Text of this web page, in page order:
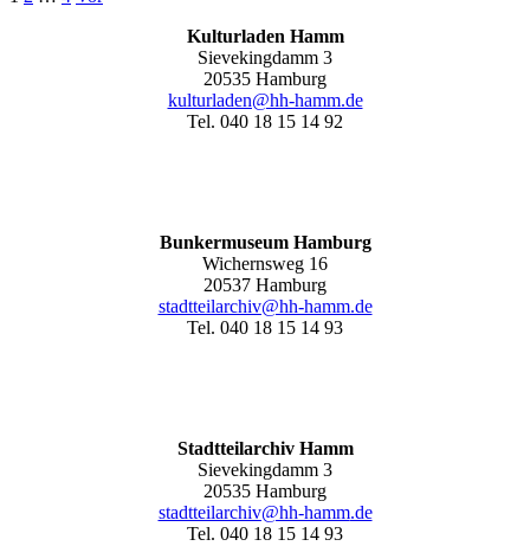
Kulturladen Hamm
Sievekingdamm 3
20535 Hamburg
kulturladen@hh-hamm.de
Tel. 040 18 15 14 92
Bunkermuseum Hamburg
Wichernsweg 16
20537 Hamburg
stadtteilarchiv@hh-hamm.de
Tel. 040 18 15 14 93
Stadtteilarchiv Hamm
Sievekingdamm 3
20535 Hamburg
stadtteilarchiv@hh-hamm.de
Tel. 040 18 15 14 93